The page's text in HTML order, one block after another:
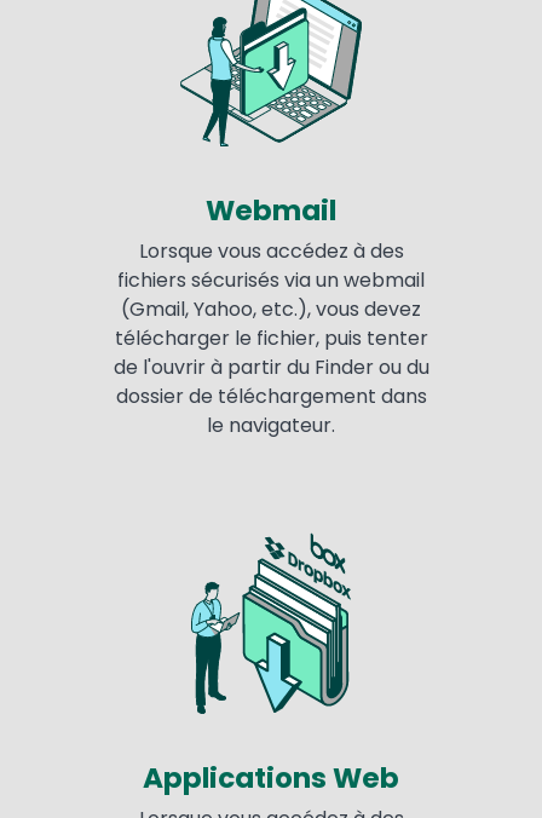
Webmail
Lorsque vous accédez à des
fichiers sécurisés via un webmail
(Gmail, Yahoo, etc.), vous devez
télécharger le fichier, puis tenter
de l'ouvrir à partir du Finder ou du
dossier de téléchargement dans
le navigateur.
Applications Web